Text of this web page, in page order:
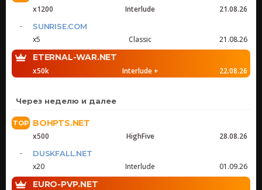
x1200 Interlude 21.08.26
SUNRISE.COM
x5 Classic 21.08.26
ETERNAL-WAR.NET
x50k Interlude + 22.08.26
Через неделю и далее
BOHPTS.NET
x500 HighFive 28.08.26
DUSKFALL.NET
x20 Interlude 01.09.26
EURO-PVP.NET